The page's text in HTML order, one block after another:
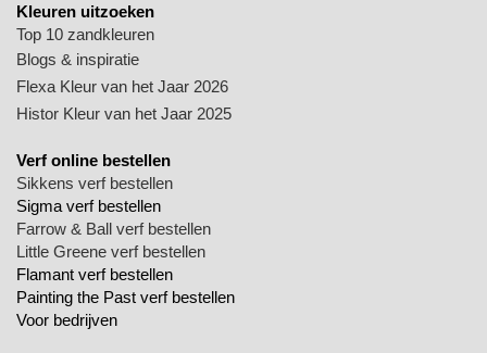
Kleuren uitzoeken
Top 10 zandkleuren
Blogs & inspiratie
Flexa Kleur van het Jaar 2026
Histor Kleur van het Jaar 2025
Verf online bestellen
Sikkens verf bestellen
Sigma verf bestellen
Farrow & Ball verf bestellen
Little Greene verf bestellen
Flamant verf bestellen
Painting the Past verf bestellen
Voor bedrijven